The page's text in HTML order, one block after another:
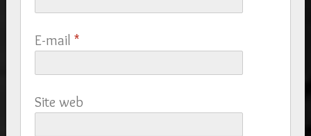
E-mail *
Site web